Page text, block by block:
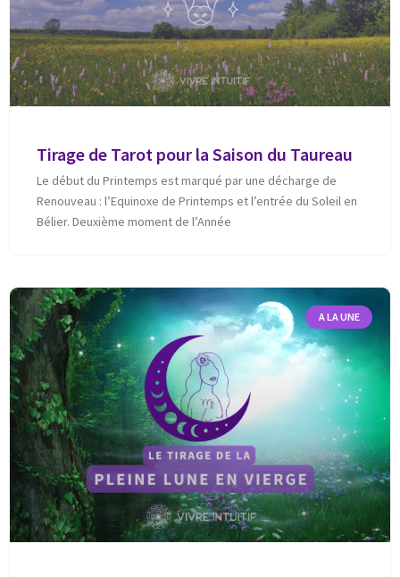
Tirage de Tarot pour la Saison du Taureau
Le début du Printemps est marqué par une décharge de
Renouveau : l’Equinoxe de Printemps et l’entrée du Soleil en
Bélier. Deuxième moment de l’Année
A LA UNE